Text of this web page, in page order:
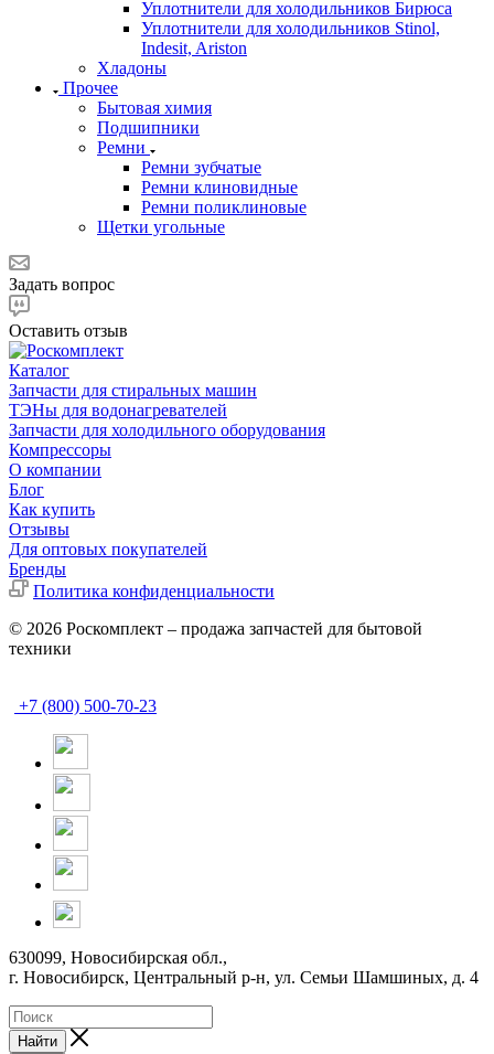
Уплотнители для холодильников Бирюса
Уплотнители для холодильников Stinol,
Indesit, Ariston
Хладоны
Прочее
Бытовая химия
Подшипники
Ремни
Ремни зубчатые
Ремни клиновидные
Ремни поликлиновые
Щетки угольные
Задать вопрос
Оставить отзыв
Каталог
Запчасти для стиральных машин
ТЭНы для водонагревателей
Запчасти для холодильного оборудования
Компрессоры
О компании
Блог
Как купить
Отзывы
Для оптовых покупателей
Бренды
Политика конфиденциальности
© 2026 Роскомплект – продажа запчастей для бытовой
техники
+7 (800) 500-70-23
630099, Новосибирская обл.,
г. Новосибирск, Центральный р-н, ул. Семьи Шамшиных, д. 4
Найти